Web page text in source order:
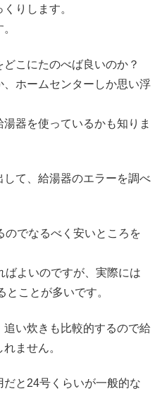
りします。
こにたのべば良いのか？
ホームセンターしか思い浮
器を使っているかも知りま
て、給湯器のエラーを調べ
のでなるべく安いところを
ばよいのですが、実際には
ことが多いです。
い炊きも比較的するので給
ません。
と24号くらいが一般的な